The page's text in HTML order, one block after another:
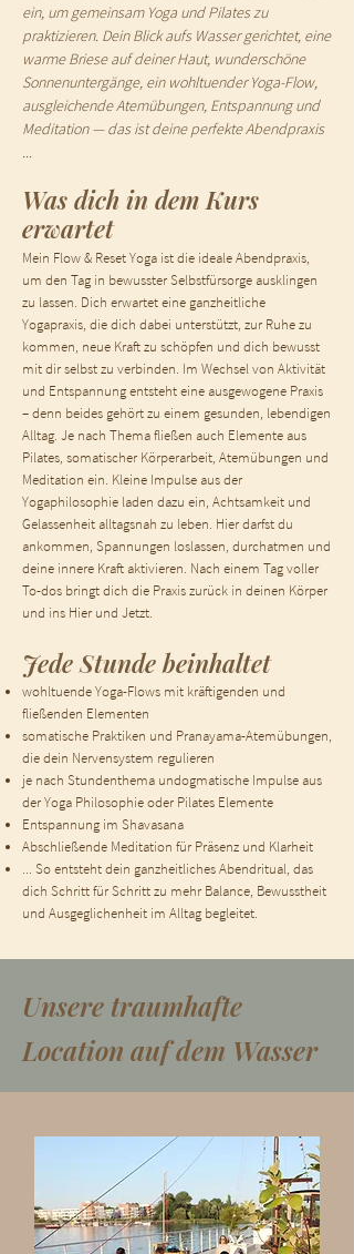
ein, um gemeinsam Yoga und Pilates zu
praktizieren. Dein Blick aufs Wasser gerichtet, eine
warme Briese auf deiner Haut, wunderschöne
Sonnenuntergänge, ein wohltuender Yoga-Flow,
ausgleichende Atemübungen, Entspannung und
Meditation — das ist deine perfekte Abendpraxis
...
Was dich in dem Kurs
erwartet
Mein Flow & Reset Yoga ist die ideale Abendpraxis,
um den Tag in bewusster Selbstfürsorge ausklingen
zu lassen. Dich erwartet eine ganzheitliche
Yogapraxis, die dich dabei unterstützt, zur Ruhe zu
kommen, neue Kraft zu schöpfen und dich bewusst
mit dir selbst zu verbinden. Im Wechsel von Aktivität
und Entspannung entsteht eine ausgewogene Praxis
– denn beides gehört zu einem gesunden, lebendigen
Alltag. Je nach Thema fließen auch Elemente aus
Pilates, somatischer Körperarbeit, Atemübungen und
Meditation ein. Kleine Impulse aus der
Yogaphilosophie laden dazu ein, Achtsamkeit und
Gelassenheit alltagsnah zu leben. Hier darfst du
ankommen, Spannungen loslassen, durchatmen und
deine innere Kraft aktivieren. Nach einem Tag voller
To-dos bringt dich die Praxis zurück in deinen Körper
und ins Hier und Jetzt.
Jede Stunde beinhaltet
wohltuende Yoga-Flows mit kräftigenden und
fließenden Elementen
somatische Praktiken und Pranayama-Atemübungen,
die dein Nervensystem regulieren
je nach Stundenthema undogmatische Impulse aus
der Yoga Philosophie oder Pilates Elemente
Entspannung im Shavasana
Abschließende Meditation für Präsenz und Klarheit
... So entsteht dein ganzheitliches Abendritual, das
dich Schritt für Schritt zu mehr Balance, Bewusstheit
und Ausgeglichenheit im Alltag begleitet.
Unsere traumhafte
Location auf dem Wasser